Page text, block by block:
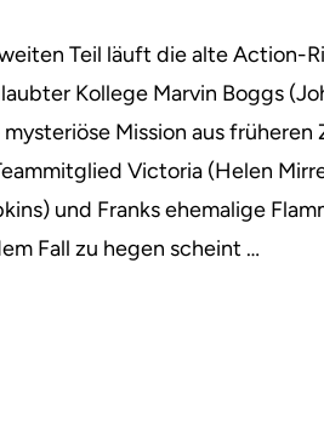
Teil läuft die alte Action-
Kollege Marvin Boggs
Mission aus
Victoria (Helen
und Franks ehemalige
Fall zu hegen scheint …